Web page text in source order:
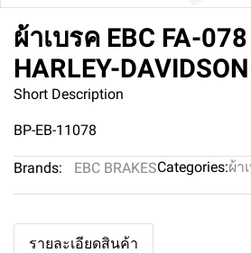
ผ้าเบรค EBC FA-
HARLEY-DAVIDSON
Short Description
BP-EB-11078
Brands: EBC BRAKESCategories:ผ้า
รายละเอียดสินค้า